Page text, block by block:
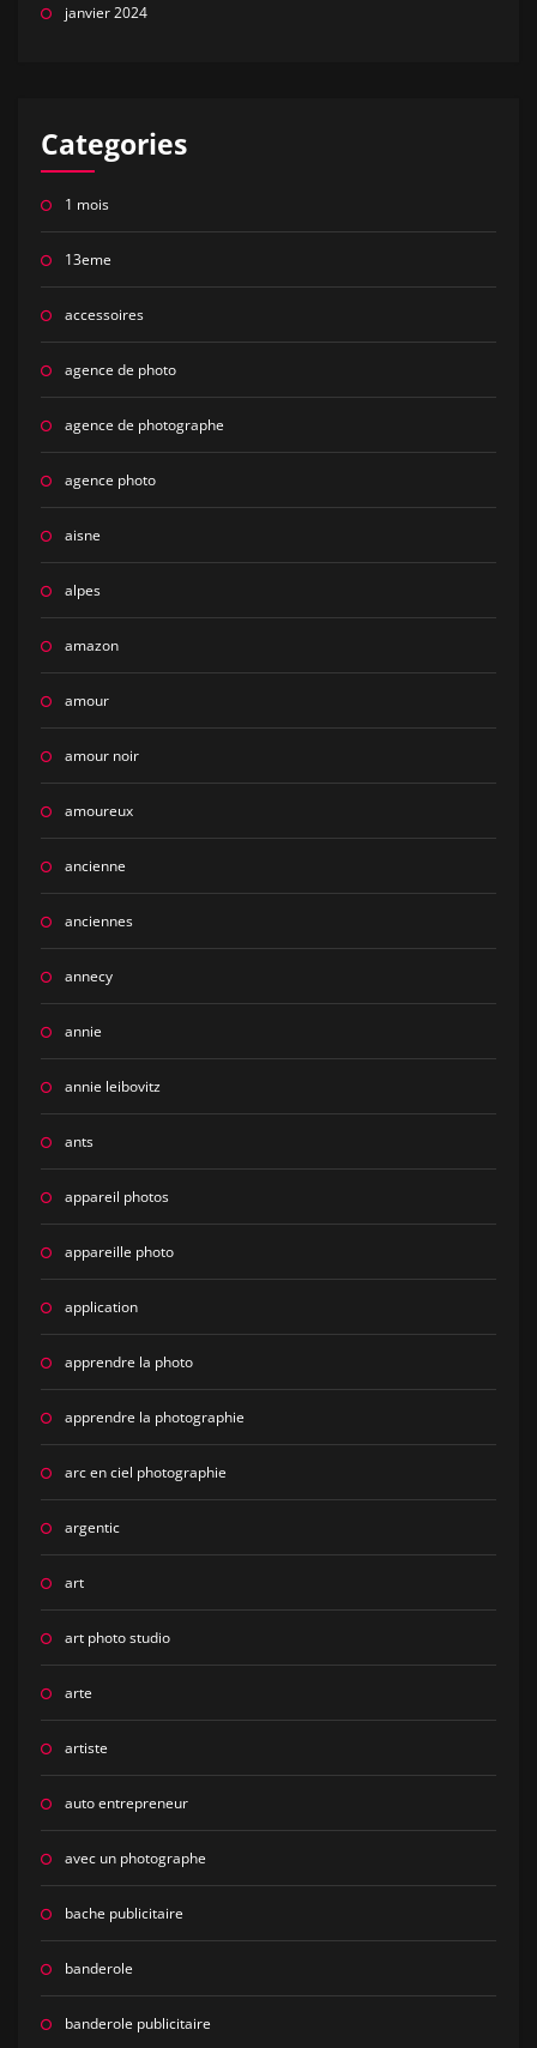
janvier 2024
Categories
1 mois
13eme
accessoires
agence de photo
agence de photographe
agence photo
aisne
alpes
amazon
amour
amour noir
amoureux
ancienne
anciennes
annecy
annie
annie leibovitz
ants
appareil photos
appareille photo
application
apprendre la photo
apprendre la photographie
arc en ciel photographie
argentic
art
art photo studio
arte
artiste
auto entrepreneur
avec un photographe
bache publicitaire
banderole
banderole publicitaire